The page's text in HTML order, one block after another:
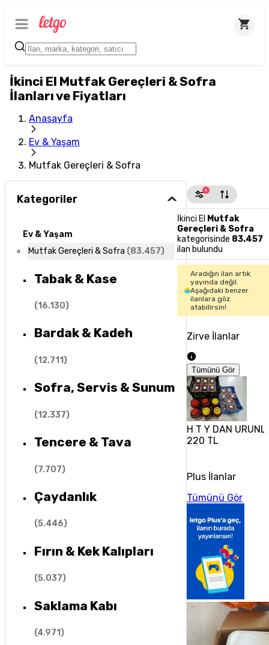
İkinci El Mutfak Gereçleri & Sofra
İlanları ve Fiyatları
Anasayfa
Ev & Yaşam
Mutfak Gereçleri & Sofra
Kategoriler
Ev & Yaşam
Mutfak Gereçleri & Sofra (83.457)
Tabak & Kase
(16.130)
Bardak & Kadeh
(12.711)
Sofra, Servis & Sunum
(12.337)
Tencere & Tava
(7.707)
Çaydanlık
(5.446)
Fırın & Kek Kalıpları
(5.037)
Saklama Kabı
(4.971)
1
İkinci El Mutfak
Gereçleri & Sofra
kategorisinde 83.457
ilan bulundu
Aradığın ilan artık
yayında değil.
Aşağıdaki benzer
ilanlara göz
atabilirsin!
Zirve İlanlar
Tümünü Gör
H T Y DAN
220 TL
Plus İlanlar
Tümünü Gör